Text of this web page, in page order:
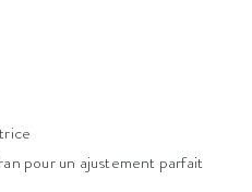
pour un ajustement parfait